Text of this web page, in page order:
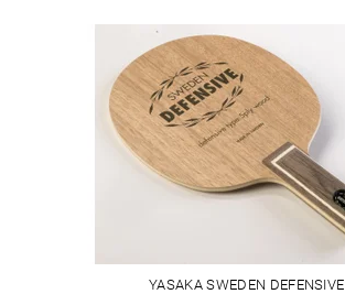
YASAKA SWEDEN DEFENSIVE